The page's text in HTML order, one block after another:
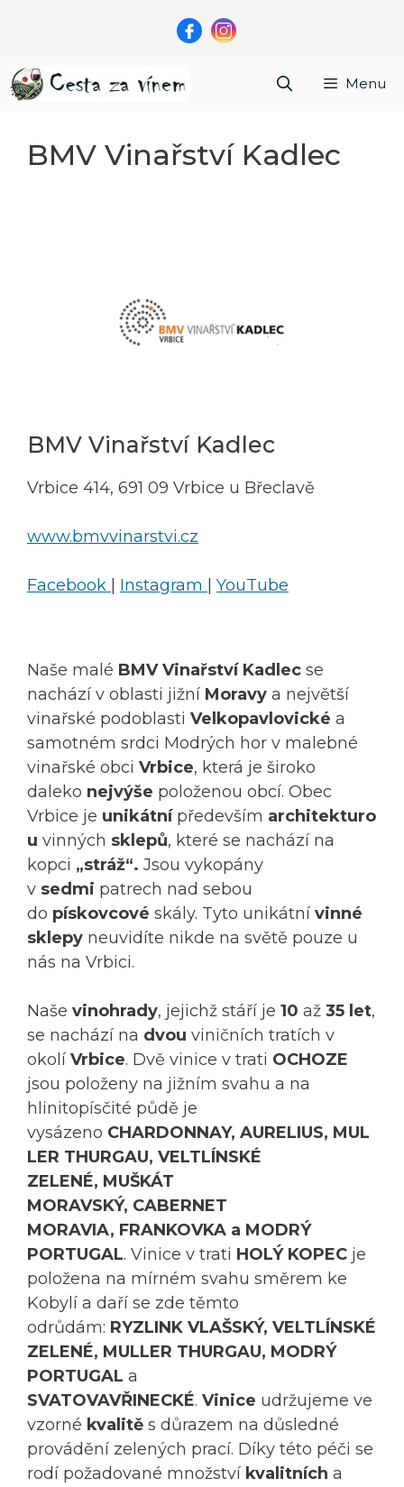
Menu
BMV Vinařství Kadlec
BMV Vinařství Kadlec
Vrbice 414, 691 09 Vrbice u Břeclavě
www.bmvvinarstvi.cz
Facebook Instagram YouTube
Naše malé BMV Vinařství Kadlec se
nachází v oblasti jižní Moravy a největší
vinařské podoblasti Velkopavlovické a
samotném srdci Modrých hor v malebné
vinařské obci Vrbice, která je široko
daleko nejvýše položenou obcí. Obec
Vrbice je unikátnípředevším architekturo
u vinných sklepů, které se nachází na
kopci „stráž“. Jsou vykopány
v sedmi patrech nad sebou
do pískovcové skály. Tyto unikátní vinné
sklepy neuvidíte nikde na světě pouze u
nás na Vrbici.
Naše vinohrady, jejichž stáří je 10 až 35 let,
se nachází na dvou viničních tratích v
okolí Vrbice. Dvě vinice v trati OCHOZE
jsou položeny na jižním svahu a na
hlinitopísčité půdě je
vysázeno CHARDONNAY, AURELIUS, MUL
LER THURGAU, VELTLÍNSKÉ
ZELENÉ, MUŠKÁT
MORAVSKÝ, CABERNET
MORAVIA, FRANKOVKA a MODRÝ
PORTUGAL. Vinice v trati HOLÝ KOPEC je
položena na mírném svahu směrem ke
Kobylí a daří se zde těmto
odrůdám: RYZLINK VLAŠSKÝ, VELTLÍNSKÉ
ZELENÉ, MULLER THURGAU, MODRÝ
PORTUGAL a
SVATOVAVŘINECKÉ. Vinice udržujeme ve
vzorné kvalitě s důrazem na důsledné
provádění zelených prací. Díky této péči se
rodí požadované množství kvalitních a